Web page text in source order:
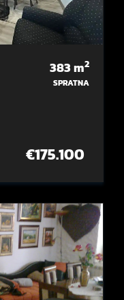
383m2
SPRATNA
€175.100